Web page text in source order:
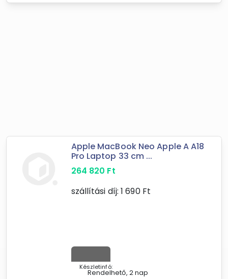
Apple MacBook Neo Apple A A18
Pro Laptop 33 cm ...
264 820 Ft
szállítási díj: 1 690Ft
Készletinfó:
Rendelhető, 2 nap